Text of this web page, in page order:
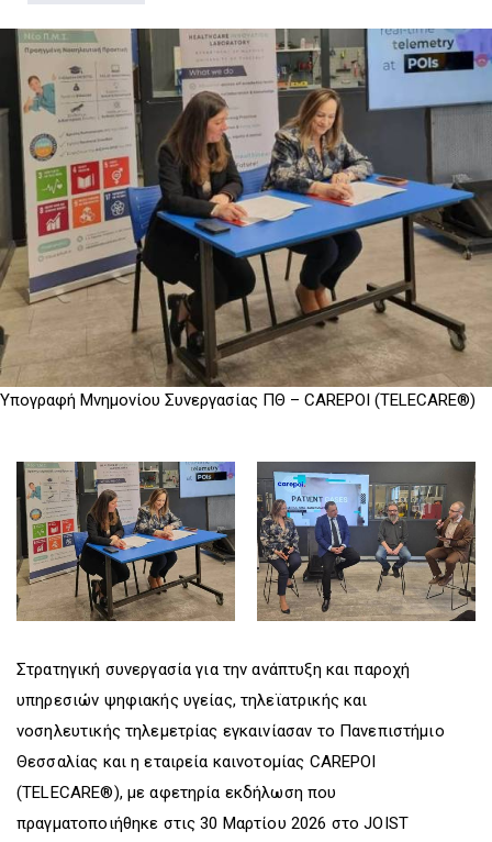
O
W
N
T
R
I
G
G
E
R
W
N
T
R
G
G
E
R
O
W
N
T
R
I
G
G
E
R
Υπογραφή Μνημονίου Συνεργασίας ΠΘ – CAREPOI (TELECARE®)
Στρατηγική συνεργασία για την ανάπτυξη και παροχή
υπηρεσιών ψηφιακής υγείας, τηλεϊατρικής και
νοσηλευτικής τηλεμετρίας εγκαινίασαν το Πανεπιστήμιο
Θεσσαλίας και η εταιρεία καινοτομίας CAREPOI
(TELECARE®), με αφετηρία εκδήλωση που
πραγματοποιήθηκε στις 30 Μαρτίου 2026 στο JOIST